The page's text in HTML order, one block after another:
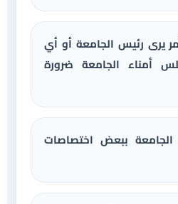
يرى رئيس الجامعة أو أي
أمناء الجامعة ضرورة
ببعض اختصاصات